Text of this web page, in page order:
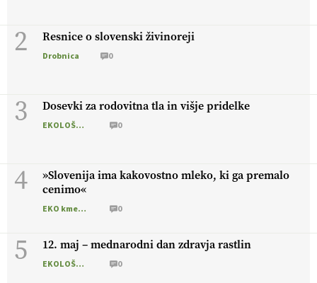
2 Resnice o slovenski živinoreji
Drobnica 0
3 Dosevki za rodovitna tla in višje pridelke
EKOLOŠKO LOGIČNO 0
4
»Slovenija ima kakovostno mleko, ki ga premalo
cenimo«
EKO kmetijstvo 0
5 12. maj – mednarodni dan zdravja rastlin
EKOLOŠKO LOGIČNO 0